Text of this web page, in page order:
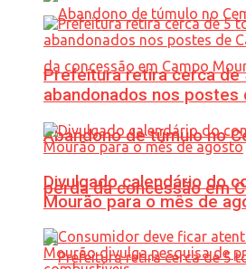
Abandono de túmulo no
perda da concessão em
Prefeitura retira cerca de
abandonados nos postes
Divulgado calendário do
Mourão para o mês de